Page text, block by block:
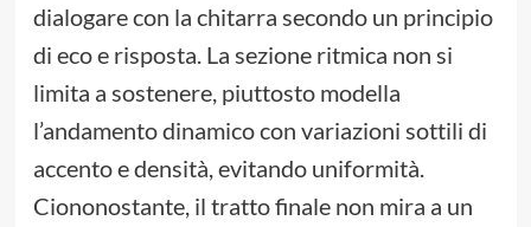
dialogare con la chitarra secondo un principio
di eco e risposta. La sezione ritmica non si
limita a sostenere, piuttosto modella
l’andamento dinamico con variazioni sottili di
accento e densità, evitando uniformità.
Ciononostante, il tratto finale non mira a un